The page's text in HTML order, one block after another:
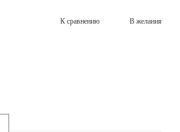
К сравнению В желания